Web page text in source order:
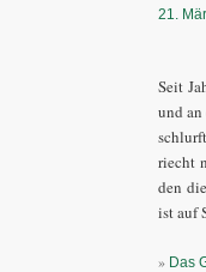
21.
Seit
und
riecht
den
ist auf
» Das